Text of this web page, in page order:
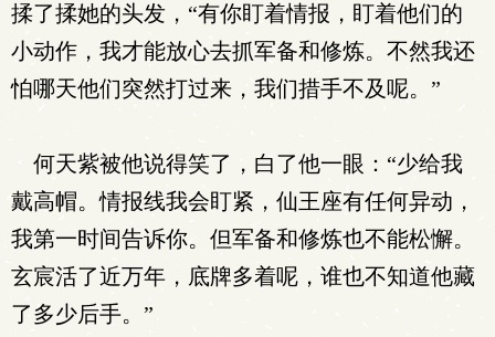
揉了揉她的头发，“有你盯着情报，盯着他们的
小动作，我才能放心去抓军备和修炼。不然我还
怕哪天他们突然打过来，我们措手不及呢。”
何天紫被他说得笑了，白了他一眼：“少给我
戴高帽。情报线我会盯紧，仙王座有任何异动，
我第一时间告诉你。但军备和修炼也不能松懈。
玄宸活了近万年，底牌多着呢，谁也不知道他藏
了多少后手。”